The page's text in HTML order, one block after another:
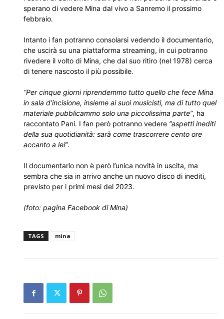
sperano di vedere Mina dal vivo a Sanremo il prossimo
febbraio.
Intanto i fan potranno consolarsi vedendo il documentario,
che uscirà su una piattaforma streaming, in cui potranno
rivedere il volto di Mina, che dal suo ritiro (nel 1978) cerca
di tenere nascosto il più possibile.
“Per cinque giorni riprendemmo tutto quello che fece Mina
in sala d’incisione, insieme ai suoi musicisti, ma di tutto quel
materiale pubblicammo solo una piccolissima parte”, ha
raccontato Pani. I fan però potranno vedere “aspetti inediti
della sua quotidianità: sarà come trascorrere cento ore
accanto a lei”.
Il documentario non è però l’unica novità in uscita, ma
sembra che sia in arrivo anche un nuovo disco di inediti,
previsto per i primi mesi del 2023.
(foto: pagina Facebook di Mina)
TAGS mina